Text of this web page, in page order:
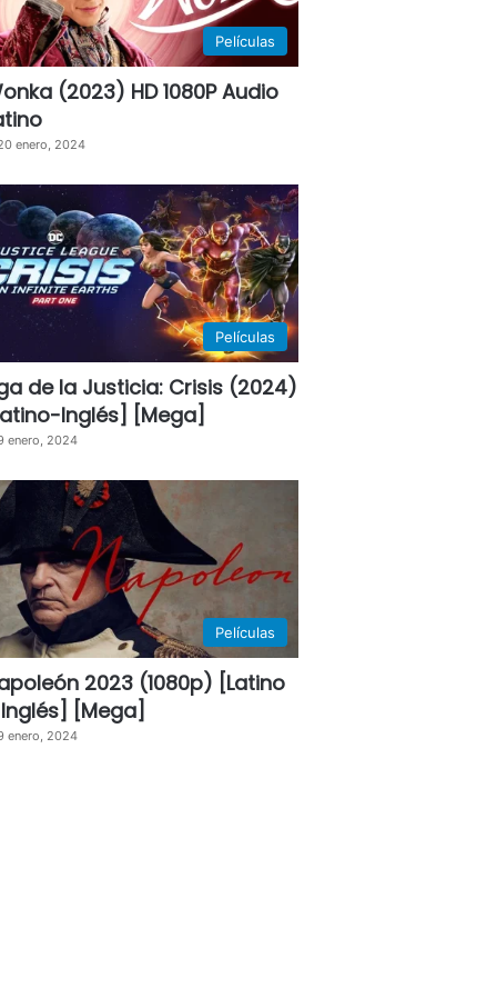
Películas
(2023) HD 1080P Audio
enero, 2024
Películas
de la Justicia: Crisis (2024)
Inglés] [Mega]
enero, 2024
Películas
2023 (1080p) [Latino
[Mega]
enero, 2024